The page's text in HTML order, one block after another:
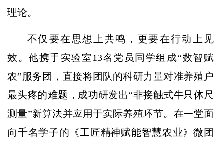
理论。
不仅要在思想上共鸣，更要在行动上见
效。他携手实验室13名党员同学组成“数智赋
农”服务团，直接将团队的科研力量对准养殖户
最头疼的难题，成功研发出“非接触式牛只体尺
测量”新算法并应用于实际养殖环节。在一堂面
向千名学子的《工匠精神赋能智慧农业》微团